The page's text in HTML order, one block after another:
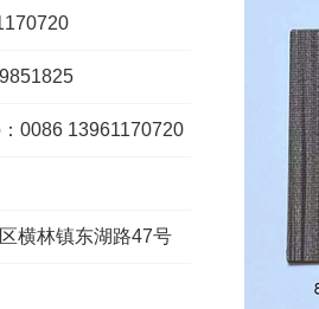
0086 13961170720
横林镇东湖路47号